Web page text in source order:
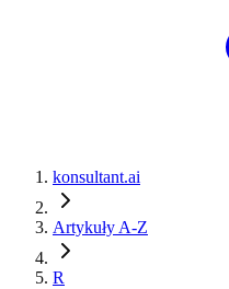
konsultant.ai
Artykuły A-Z
R